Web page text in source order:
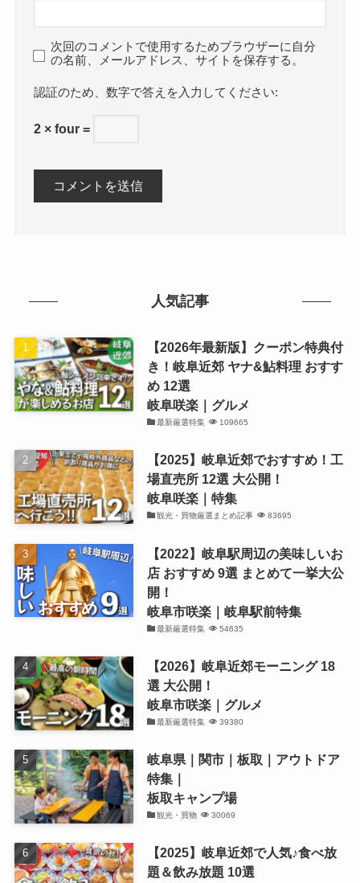
次回のコメントで使用するためブラウザーに自分
の名前、メールアドレス、サイトを保存する。
数字で答えを入力してください:
2 × four =
人気記事
【2026年最新版】クーポン特典付
き！岐阜近郊 ヤナ&鮎料理 おすす
め 12選
岐阜咲楽｜グルメ
最新厳選特集 109665
【2025】岐阜近郊でおすすめ！工
場直売所 12選 大公開！
岐阜咲楽｜特集
観光・買物厳選まとめ記事 83695
【2022】岐阜駅周辺の美味しいお
店 おすすめ 9選 まとめて一挙大公
開！
岐阜市咲楽｜岐阜駅前特集
最新厳選特集 54635
【2026】岐阜近郊モーニング 18
選 大公開！
岐阜市咲楽｜グルメ
最新厳選特集 39380
岐阜県｜関市｜板取｜アウトドア
特集｜
板取キャンプ場
観光・買物 30069
【2025】岐阜近郊で人気♪食べ放
題＆飲み放題 10選